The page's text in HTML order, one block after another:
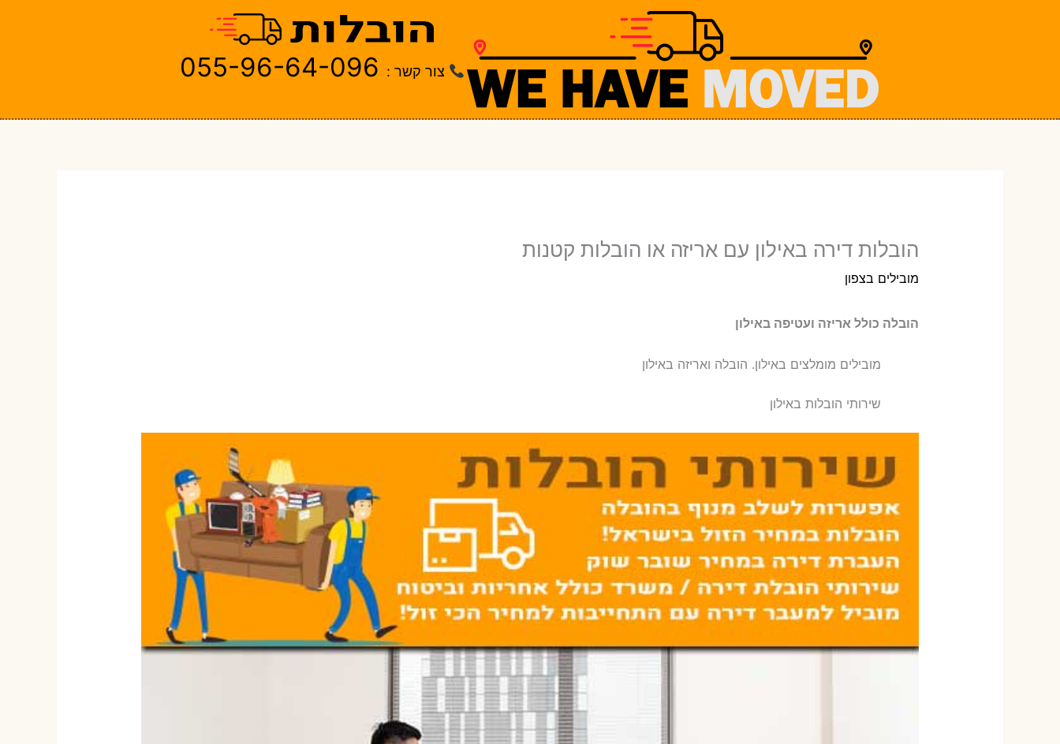
צור קשר : 055-96-64-096
הובלות דירה באילון עם אריזה או הובלות קטנות
מובילים בצפון
הובלה כולל אריזה ועטיפה באילון
‫מובילים מומלצים באילון. הובלה ואריזה באילון
שירותי הובלות באילון